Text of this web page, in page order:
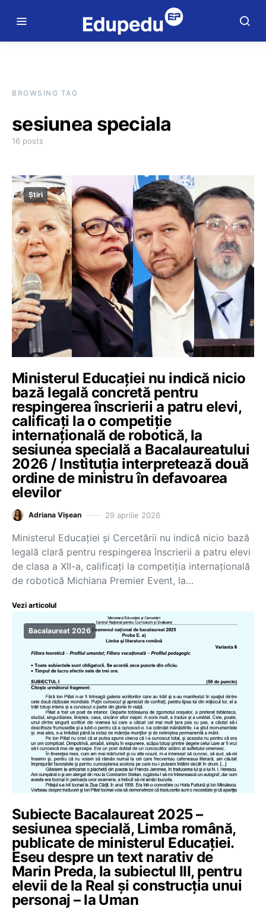
BROWSING TAG
sesiunea speciala
16 posts
Știri
Ministerul Educației nu indică nicio
bază legală concretă pentru
respingerea înscrierii a patru elevi,
calificați la o competiție
internațională de robotică, la
sesiunea specială a Bacalaureatului
2026 / Instituția interpretează două
ordine de ministru în defavoarea
elevilor
Adriana Vișean 29 aprilie 2026
Ministerul Educației și Cercetării nu indică nicio bază
legală clară pentru respingerea înscrierii a patru elevi
de clasa a XII-a, calificați la competiția internațională
de robotică Michiana Premier Event, la…
Vezi articolul
Bacalaureat 2026
Subiecte Bacalaureat 2025 –
sesiunea specială, Limba română,
publicate de ministerul Educației.
Eseu despre un text narativ de
Marin Preda, la subiectul III, pentru
elevii de la Real și construcția unui
personaj – la Uman